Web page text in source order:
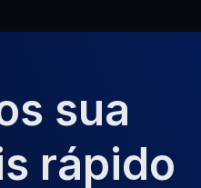
sua
rápido